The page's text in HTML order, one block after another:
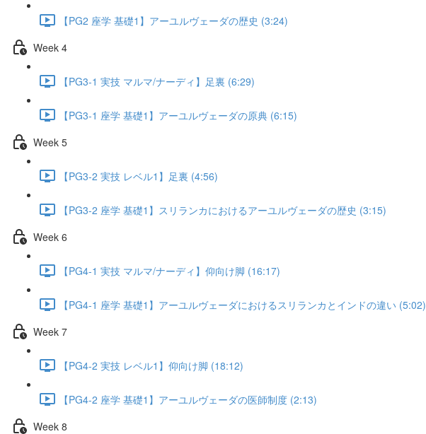
【PG2 座学 基礎1】アーユルヴェーダの歴史 (3:24)
Week 4
【PG3-1 実技 マルマ/ナーディ】足裏 (6:29)
【PG3-1 座学 基礎1】アーユルヴェーダの原典 (6:15)
Week 5
【PG3-2 実技 レベル1】足裏 (4:56)
【PG3-2 座学 基礎1】スリランカにおけるアーユルヴェーダの歴史 (3:15)
Week 6
【PG4-1 実技 マルマ/ナーディ】仰向け脚 (16:17)
【PG4-1 座学 基礎1】アーユルヴェーダにおけるスリランカとインドの違い (5:02)
Week 7
【PG4-2 実技 レベル1】仰向け脚 (18:12)
【PG4-2 座学 基礎1】アーユルヴェーダの医師制度 (2:13)
Week 8